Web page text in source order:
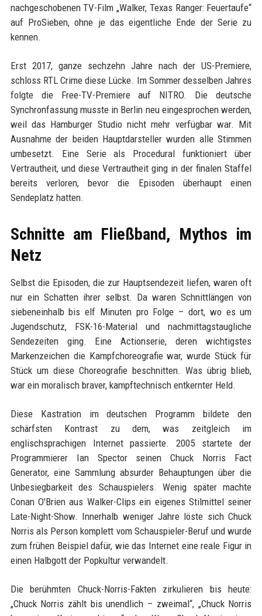
nachgeschobenen TV-Film „Walker, Texas Ranger: Feuertaufe“
auf ProSieben, ohne je das eigentliche Ende der Serie zu
kennen.
Erst 2017, ganze sechzehn Jahre nach der US-Premiere,
schloss RTL Crime diese Lücke. Im Sommer desselben Jahres
folgte die Free-TV-Premiere auf NITRO. Die deutsche
Synchronfassung musste in Berlin neu eingesprochen werden,
weil das Hamburger Studio nicht mehr verfügbar war. Mit
Ausnahme der beiden Hauptdarsteller wurden alle Stimmen
umbesetzt. Eine Serie als Procedural funktioniert über
Vertrautheit, und diese Vertrautheit ging in der finalen Staffel
bereits verloren, bevor die Episoden überhaupt einen
Sendeplatz hatten.
Schnitte am Fließband, Mythos im
Netz
Selbst die Episoden, die zur Hauptsendezeit liefen, waren oft
nur ein Schatten ihrer selbst. Da waren Schnittlängen von
siebeneinhalb bis elf Minuten pro Folge – dort, wo es um
Jugendschutz, FSK-16-Material und nachmittagstaugliche
Sendezeiten ging. Eine Actionserie, deren wichtigstes
Markenzeichen die Kampfchoreografie war, wurde Stück für
Stück um diese Choreografie beschnitten. Was übrig blieb,
war ein moralisch braver, kampftechnisch entkernter Held.
Diese Kastration im deutschen Programm bildete den
schärfsten Kontrast zu dem, was zeitgleich im
englischsprachigen Internet passierte. 2005 startete der
Programmierer Ian Spector seinen Chuck Norris Fact
Generator, eine Sammlung absurder Behauptungen über die
Unbesiegbarkeit des Schauspielers. Wenig später machte
Conan O'Brien aus Walker-Clips ein eigenes Stilmittel seiner
Late-Night-Show. Innerhalb weniger Jahre löste sich Chuck
Norris als Person komplett vom Schauspieler-Beruf und wurde
zum frühen Beispiel dafür, wie das Internet eine reale Figur in
einen Halbgott der Popkultur verwandelt.
Die berühmten Chuck-Norris-Fakten zirkulieren bis heute:
„Chuck Norris zählt bis unendlich – zweimal“, „Chuck Norris